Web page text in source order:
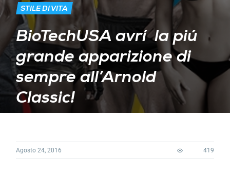
STILE DI VITA
BioTechUSA avrí la piú
grande apparizione di
sempre all’Arnold
Classic!
Agosto 24, 2016 419